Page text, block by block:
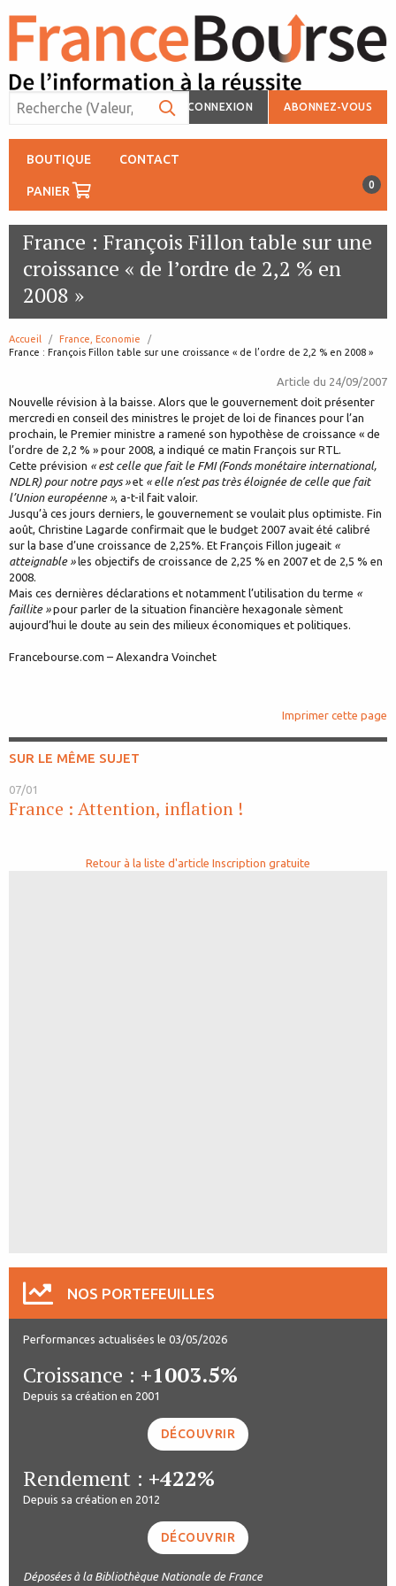
CONNEXION ABONNEZ-VOUS
BOUTIQUE CONTACT
PANIER 0
France : François Fillon table sur une
croissance « de l’ordre de 2,2 % en
2008 »
Accueil
France, Economie
page:
France : François Fillon table sur une croissance « de l’ordre de 2,2 % en 2008 »
Article du 24/09/2007
Nouvelle révision à la baisse. Alors que le gouvernement doit présenter
mercredi en conseil des ministres le projet de loi de finances pour l’an
prochain, le Premier ministre a ramené son hypothèse de croissance « de
l’ordre de 2,2 % » pour 2008, a indiqué ce matin François sur RTL.
Cette prévision « est celle que fait le FMI (Fonds monétaire international,
NDLR) pour notre pays »et « elle n’est pas très éloignée de celle que fait
l’Union européenne », a-t-il fait valoir.
Jusqu’à ces jours derniers, le gouvernement se voulait plus optimiste. Fin
août, Christine Lagarde confirmait que le budget 2007 avait été calibré
sur la base d’une croissance de 2,25%. Et François Fillon jugeait «
atteignable »les objectifs de croissance de 2,25 % en 2007 et de 2,5 % en
2008.
Mais ces dernières déclarations et notamment l’utilisation du terme «
faillite »pour parler de la situation financière hexagonale sèment
aujourd’hui le doute au sein des milieux économiques et politiques.
Francebourse.com – Alexandra Voinchet
Imprimer cette page
SUR LE MÊME SUJET
07/01
France : Attention, inflation !
Retour à la liste d'article Inscription gratuite
NOS PORTEFEUILLES
Performances actualisées le 03/05/2026
Croissance : +1003.5%
Depuis sa création en 2001
DÉCOUVRIR
Rendement : +422%
Depuis sa création en 2012
DÉCOUVRIR
Déposées à la Bibliothèque Nationale de France